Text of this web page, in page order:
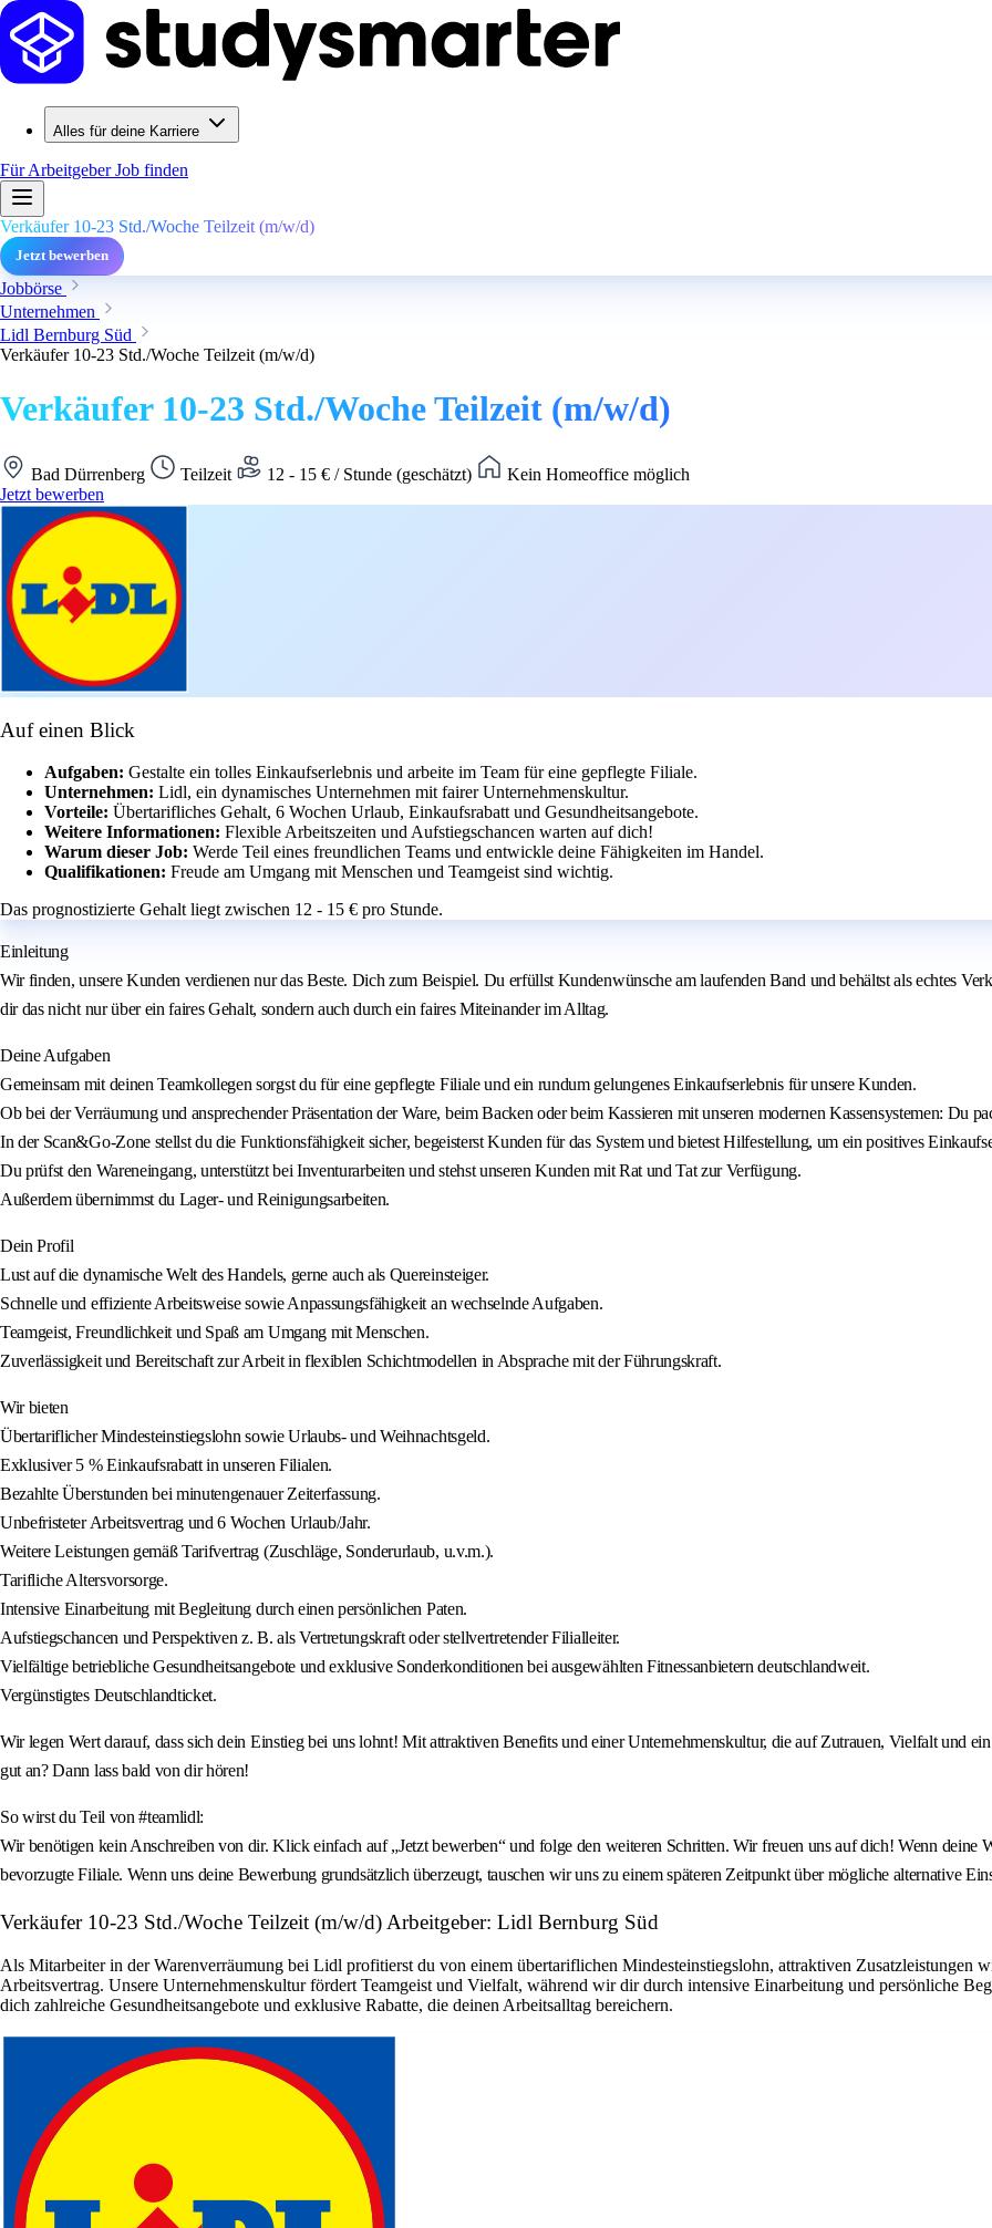
Alles für deine Karriere
Für ArbeitgeberJob finden
Verkäufer 10-23 Std./Woche Teilzeit (m/w/d)
Jetzt bewerben
Jobbörse
Unternehmen
Lidl Bernburg Süd
Verkäufer 10-23 Std./Woche Teilzeit (m/w/d)
Verkäufer 10-23 Std./Woche Teilzeit (m/w/d)
Bad Dürrenberg Teilzeit 12 - 15 € / Stunde (geschätzt)
Kein Homeoffice möglich
Jetzt bewerben
Auf einen Blick
Aufgaben: Gestalte ein tolles Einkaufserlebnis und arbeite im Team für eine gepflegte Filiale.
Unternehmen: Lidl, ein dynamisches Unternehmen mit fairer Unternehmenskultur.
Vorteile: Übertarifliches Gehalt, 6 Wochen Urlaub, Einkaufsrabatt und Gesundheitsangebote.
Weitere Informationen: Flexible Arbeitszeiten und Aufstiegschancen warten auf dich!
Warum dieser Job: Werde Teil eines freundlichen Teams und entwickle deine Fähigkeiten im Handel.
Qualifikationen: Freude am Umgang mit Menschen und Teamgeist sind wichtig.
Das prognostizierte Gehalt liegt zwischen 12 - 15 € pro Stunde.
Einleitung
Wir finden, unsere Kunden verdienen nur das Beste. Dich zum Beispiel. Du erfüllst Kundenwünsche am laufenden Band und behältst als echtes
dir das nicht nur über ein faires Gehalt, sondern auch durch ein faires Miteinander im Alltag.
Deine Aufgaben
Gemeinsam mit deinen Teamkollegen sorgst du für eine gepflegte Filiale und ein rundum gelungenes Einkaufserlebnis für unsere Kunden.
Ob bei der Verräumung und ansprechender Präsentation der Ware, beim Backen oder beim Kassieren mit unseren modernen Kassensystemen: Du
In der Scan&Go-Zone stellst du die Funktionsfähigkeit sicher, begeisterst Kunden für das System und bietest Hilfestellung, um ein positives
Du prüfst den Wareneingang, unterstützt bei Inventurarbeiten und stehst unseren Kunden mit Rat und Tat zur Verfügung.
Außerdem übernimmst du Lager- und Reinigungsarbeiten.
Dein Profil
Lust auf die dynamische Welt des Handels, gerne auch als Quereinsteiger.
Schnelle und effiziente Arbeitsweise sowie Anpassungsfähigkeit an wechselnde Aufgaben.
Teamgeist, Freundlichkeit und Spaß am Umgang mit Menschen.
Zuverlässigkeit und Bereitschaft zur Arbeit in flexiblen Schichtmodellen in Absprache mit der Führungskraft.
Wir bieten
Übertariflicher Mindesteinstiegslohn sowie Urlaubs- und Weihnachtsgeld.
Exklusiver 5 % Einkaufsrabatt in unseren Filialen.
Bezahlte Überstunden bei minutengenauer Zeiterfassung.
Unbefristeter Arbeitsvertrag und 6 Wochen Urlaub/Jahr.
Weitere Leistungen gemäß Tarifvertrag (Zuschläge, Sonderurlaub, u.v.m.).
Tarifliche Altersvorsorge.
Intensive Einarbeitung mit Begleitung durch einen persönlichen Paten.
Aufstiegschancen und Perspektiven z. B. als Vertretungskraft oder stellvertretender Filialleiter.
Vielfältige betriebliche Gesundheitsangebote und exklusive Sonderkonditionen bei ausgewählten Fitnessanbietern deutschlandweit.
Vergünstigtes Deutschlandticket.
Wir legen Wert darauf, dass sich dein Einstieg bei uns lohnt! Mit attraktiven Benefits und einer Unternehmenskultur, die auf Zutrauen, Vielfalt und
gut an? Dann lass bald von dir hören!
So wirst du Teil von #teamlidl:
Wir benötigen kein Anschreiben von dir. Klick einfach auf „Jetzt bewerben“ und folge den weiteren Schritten. Wir freuen uns auf dich! Wenn deine
bevorzugte Filiale. Wenn uns deine Bewerbung grundsätzlich überzeugt, tauschen wir uns zu einem späteren Zeitpunkt über mögliche alternative
Verkäufer 10-23 Std./Woche Teilzeit (m/w/d) Arbeitgeber: Lidl Bernburg Süd
Als Mitarbeiter in der Warenverräumung bei Lidl profitierst du von einem übertariflichen Mindesteinstiegslohn, attraktiven Zusatzleistungen
Arbeitsvertrag. Unsere Unternehmenskultur fördert Teamgeist und Vielfalt, während wir dir durch intensive Einarbeitung und persönliche
dich zahlreiche Gesundheitsangebote und exklusive Rabatte, die deinen Arbeitsalltag bereichern.